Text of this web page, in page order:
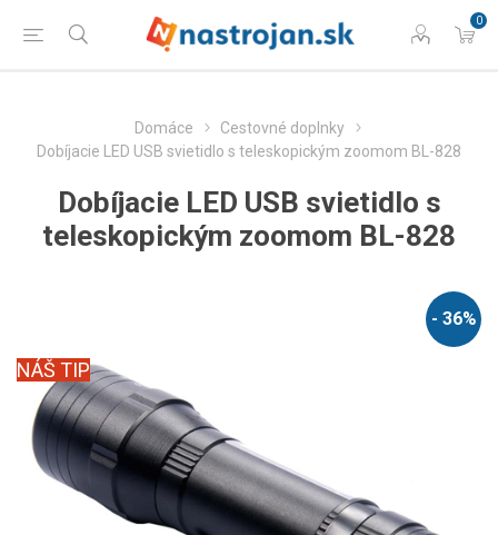
0
Domáce
Cestovné doplnky
Dobíjacie LED USB svietidlo s teleskopickým zoomom BL-828
Dobíjacie LED USB svietidlo s
teleskopickým zoomom BL-828
- 36%
NÁŠ TIP